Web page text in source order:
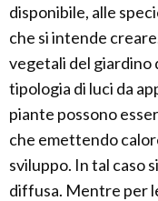
disponibile, alle
che si intende
vegetali del giardino
tipologia di luci da
piante possono
che emettendo
sviluppo. In tal caso
diffusa. Mentre per